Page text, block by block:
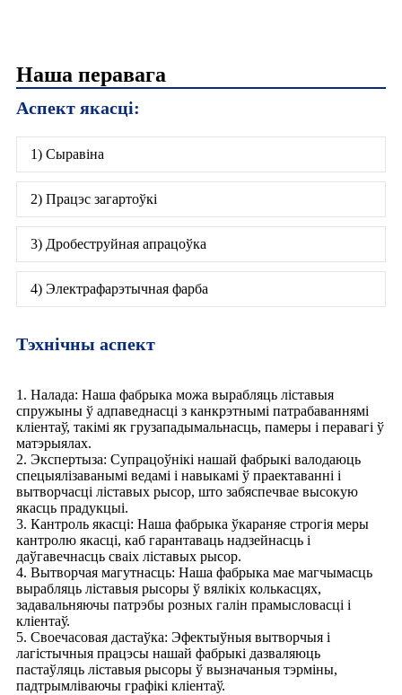
Наша перавага
Аспект якасці:
1) Сыравіна
2) Працэс загартоўкі
3) Дробеструйная апрацоўка
4) Электрафарэтычная фарба
Тэхнічны аспект
1. Налада: Наша фабрыка можа вырабляць ліставыя
спружыны ў адпаведнасці з канкрэтнымі патрабаваннямі
кліентаў, такімі як грузападымальнасць, памеры і перавагі ў
матэрыялах.
2. Экспертыза: Супрацоўнікі нашай фабрыкі валодаюць
спецыялізаванымі ведамі і навыкамі ў праектаванні і
вытворчасці ліставых рысор, што забяспечвае высокую
якасць прадукцыі.
3. Кантроль якасці: Наша фабрыка ўкараняе строгія меры
кантролю якасці, каб гарантаваць надзейнасць і
даўгавечнасць сваіх ліставых рысор.
4. Вытворчая магутнасць: Наша фабрыка мае магчымасць
вырабляць ліставыя рысоры ў вялікіх колькасцях,
задавальняючы патрэбы розных галін прамысловасці і
кліентаў.
5. Своечасовая дастаўка: Эфектыўныя вытворчыя і
лагістычныя працэсы нашай фабрыкі дазваляюць
пастаўляць ліставыя рысоры ў вызначаныя тэрміны,
падтрымліваючы графікі кліентаў.